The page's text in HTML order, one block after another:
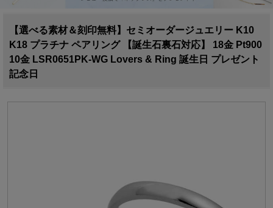
【選べる素材＆刻印無料】セミオーダージュエリー K10
K18 プラチナ ペアリング 【誕生石裏石対応】 18金 Pt900
10金 LSR0651PK-WG Lovers & Ring 誕生日 プレゼント
記念日